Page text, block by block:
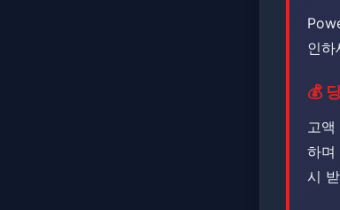
인하
💰
고
하며
시